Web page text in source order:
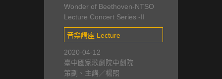
II－鋼琴、小提琴變奏曲
(取消公開演出，改直播)
Wonder of Beethoven-NTSO
Lecture Concert Series -II
音樂講座 Lecture
2020-04-12
臺中國家歌劇院中劇院
策劃、主講／楊照